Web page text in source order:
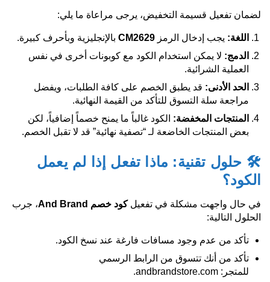
لضمان تفعيل قسيمة التخفيض، يرجى مراعاة ما يلي:
اللغة: يجب إدخال الرمز CM2629 بالإنجليزية وبأحرف كبيرة.
الدمج: لا يمكن استخدام الكود مع كوبونات أخرى في نفس
العملية الشرائية.
الحد الأدنى: قد يطبق الخصم على كافة الطلبات، ويفضل
مراجعة سلة التسوق للتأكد من القيمة النهائية.
المنتجات المخفضة: الكود غالباً ما يمنح خصماً إضافياً، لكن
بعض المنتجات الخاضعة لـ “تصفية نهائية” قد لا تقبل الخصم.
🛠️ حلول تقنية: ماذا تفعل إذا لم يعمل
الكود؟
في حال واجهت مشكلة في تفعيلكود خصم
، جرب
الحلول التالية:
تأكد من عدم وجود مسافات فارغة عند نسخ الكود.
تأكد من أنك تتسوق من الرابط الرسمي
للمتجر: andbrandstore.com.